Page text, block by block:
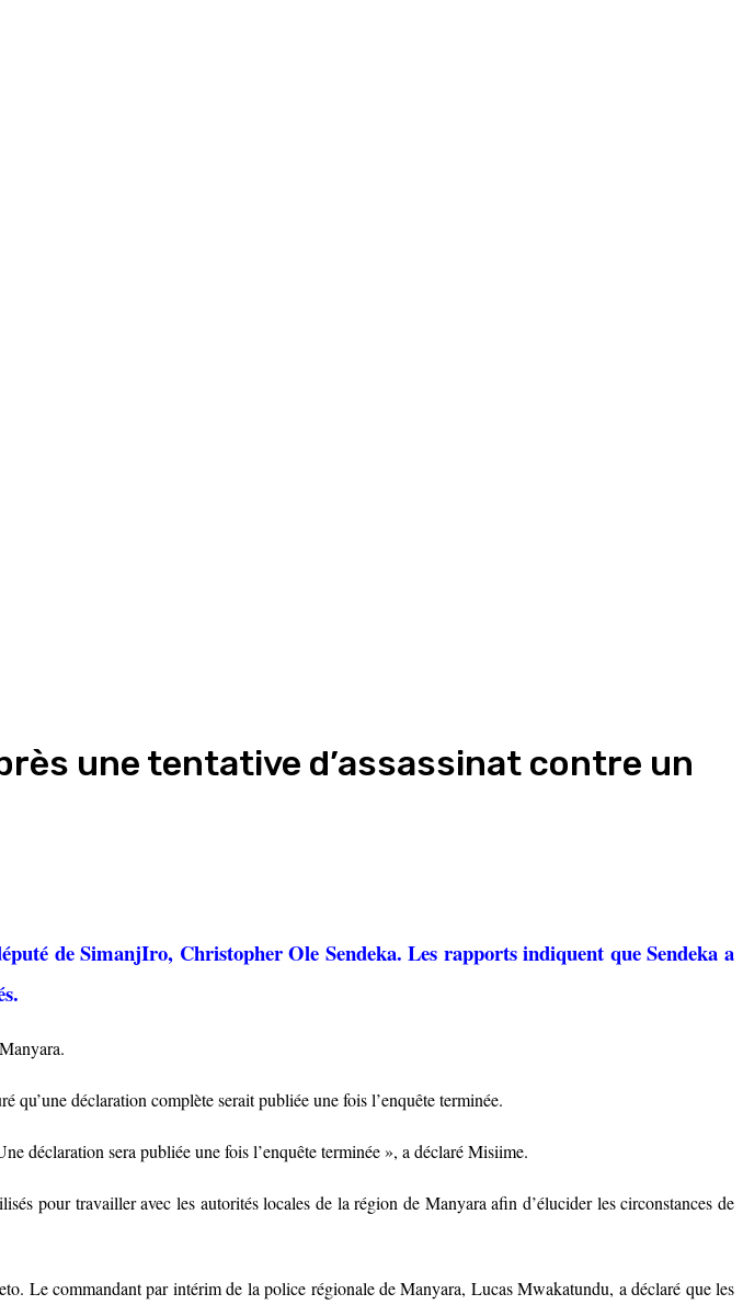
une tentative d’assassinat contre un
de SimanjIro, Christopher Ole Sendeka. Les rapports indiquent que Sendeka a
qu’une déclaration complète serait publiée une fois l’enquête terminée.
déclaration sera publiée une fois l’enquête terminée », a déclaré Misiime.
pour travailler avec les autorités locales de la région de Manyara afin d’élucider les circonstances de
Le commandant par intérim de la police régionale de Manyara, Lucas Mwakatundu, a déclaré que les